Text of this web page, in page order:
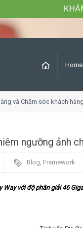
Home
và Chăm sóc khách hàng
ngưỡng ảnh
Blog, Framework
Way với độ phân giải 46